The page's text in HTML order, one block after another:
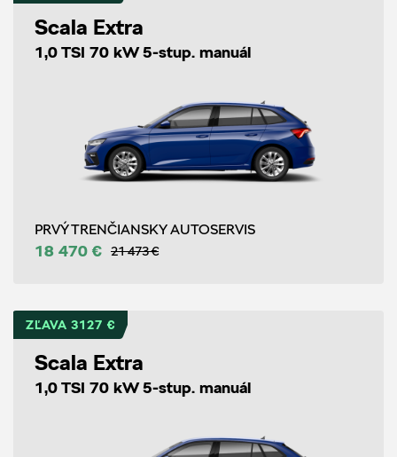
Scala Extra
1,0 TSI 70 kW 5-stup. manuál
PRVÝ TRENČIANSKY AUTOSERVIS
18 470 € 21 473 €
ZĽAVA 3127 €
Scala Extra
1,0 TSI 70 kW 5-stup. manuál